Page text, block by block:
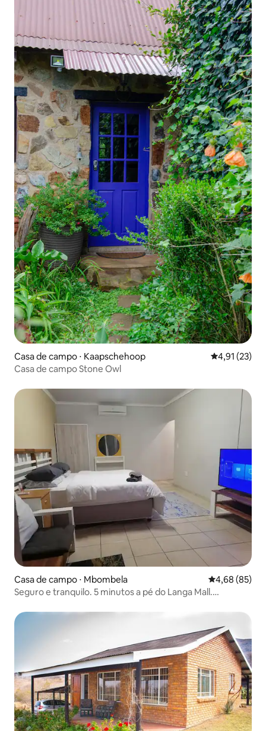
Casa de campo ⋅ Kaapschehoop 4,91 de uma
4,91 (23)
Casa de campo Stone Owl
Casa de campo ⋅ Mbombela 4,68 de uma
4,68 (85)
Seguro e tranquilo. 5 minutos a pé do Langa Mall.